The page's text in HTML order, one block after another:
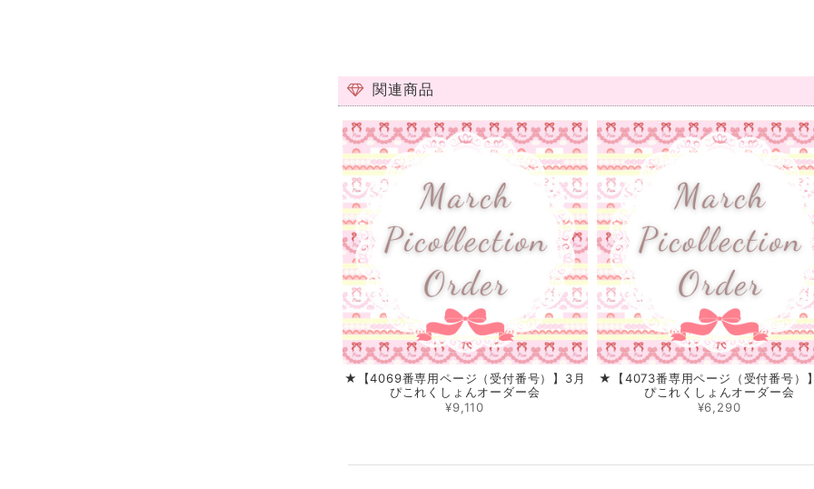
関連商品
★【4069番専用ページ（受付番号）】3月
ぴこれくしょんオーダー会
¥9,110
★【4073番専用ページ（受付番号）
ぴこれくしょんオーダー会
¥6,290